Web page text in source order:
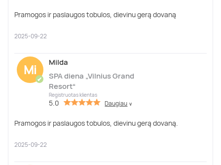
Pramogos ir paslaugos tobulos, dievinu gerą dovaną
2025-09-22
Mi
✔
Milda
SPA diena „Vilnius Grand
Resort“
Registruotas klientas
5.0 Daugiau ∨
Pramogos ir paslaugos tobulos, dievinu gerą dovaną.
2025-09-22